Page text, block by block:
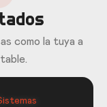
como la tuya a